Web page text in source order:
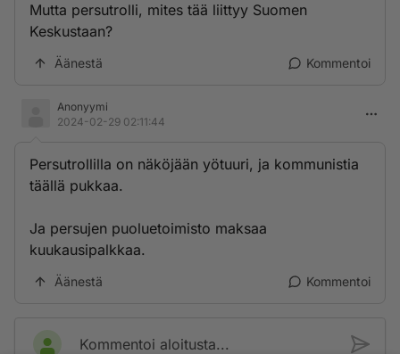
Mutta persutrolli, mites tää liittyy Suomen
Keskustaan?
Äänestä Kommentoi
Anonyymi
2024-02-29 02:11:44
Persutrollilla on näköjään yötuuri, ja kommunistia
täällä pukkaa.
Ja persujen puoluetoimisto maksaa
kuukausipalkkaa.
Äänestä Kommentoi
Kommentoi aloitusta...